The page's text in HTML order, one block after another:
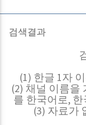
검색결과
(1) 한글 1자
(2) 채널 이름을
를 한국어로,
(3) 자료가